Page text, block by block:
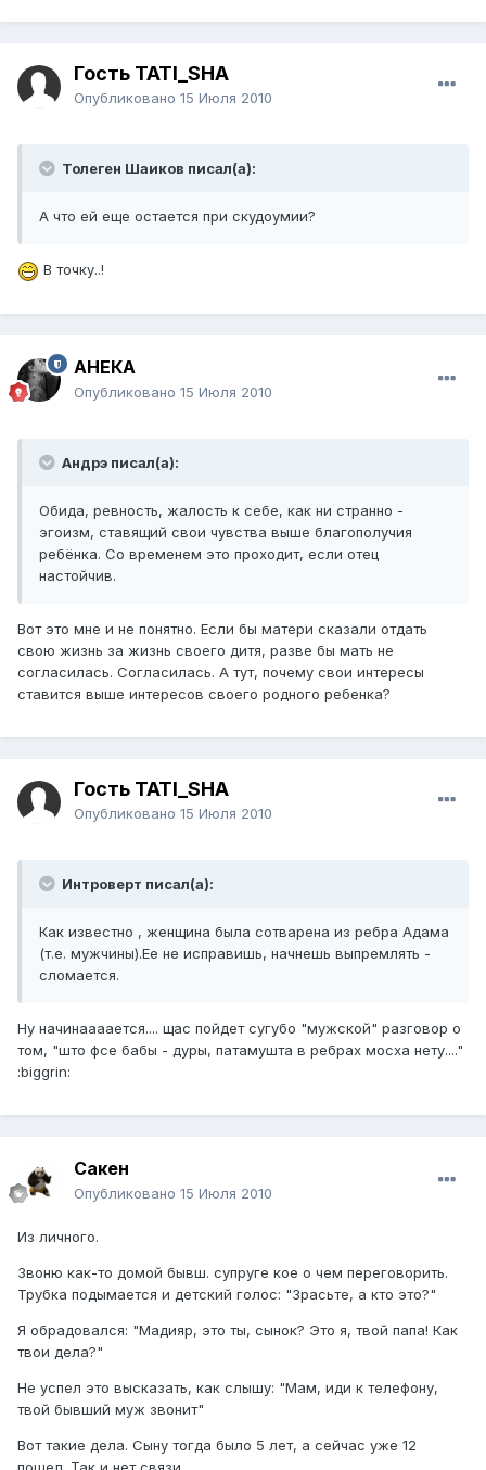
Гость TATI_SHA
Опубликовано 15 Июля 2010
Толеген Шаиков писал(а):
А что ей еще остается при скудоумии?
В точку..!
АНЕКА
Опубликовано 15 Июля 2010
Андрэ писал(а):
Обида, ревность, жалость к себе, как ни странно -
эгоизм, ставящий свои чувства выше благополучия
ребёнка. Со временем это проходит, если отец
настойчив.
Вот это мне и не понятно. Если бы матери сказали отдать
свою жизнь за жизнь своего дитя, разве бы мать не
согласилась. Согласилась. А тут, почему свои интересы
ставится выше интересов своего родного ребенка?
Гость TATI_SHA
Опубликовано 15 Июля 2010
Интроверт писал(а):
Как известно , женщина была сотварена из ребра Адама
(т.е. мужчины).Ее не исправишь, начнешь выпремлять -
сломается.
Ну начинаааается.... щас пойдет сугубо "мужской" разговор о
том, "што фсе бабы - дуры, патамушта в ребрах мосха нету...."
:biggrin:
Сакен
Опубликовано 15 Июля 2010
Из личного.
Звоню как-то домой бывш. супруге кое о чем переговорить.
Трубка подымается и детский голос: "Зрасьте, а кто это?"
Я обрадовался: "Мадияр, это ты, сынок? Это я, твой папа! Как
твои дела?"
Не успел это высказать, как слышу: "Мам, иди к телефону,
твой бывший муж звонит"
Вот такие дела. Сыну тогда было 5 лет, а сейчас уже 12